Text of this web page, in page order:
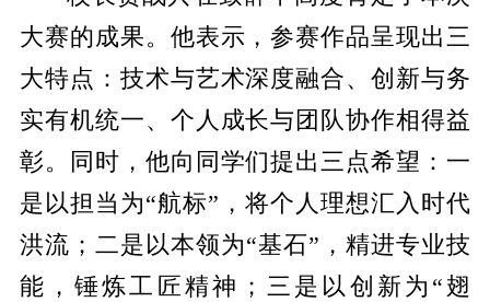
大赛的成果。他表示，参赛作品呈现出三
大特点：技术与艺术深度融合、创新与务
实有机统一、个人成长与团队协作相得益
彰。同时，他向同学们提出三点希望：一
是以担当为“航标”，将个人理想汇入时代
洪流；二是以本领为“基石”，精进专业技
能，锤炼工匠精神；三是以创新为“翅